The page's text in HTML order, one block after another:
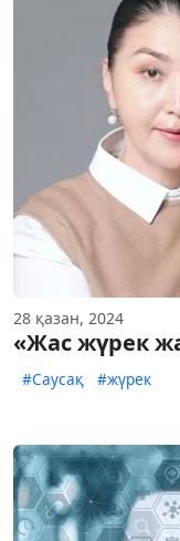
28 қазан, 2024
«Жас жүрек
#Саусақ #жүрек